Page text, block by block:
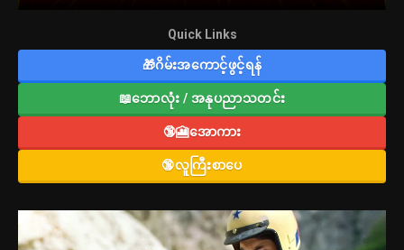
Quick Links
🎁ဂိမ်းအကောင့်ဖွင့်ရန်
📖ဘောလုံး / အနုပညာသတင်း
🔞🎦အောကား
🔞လူကြီးစာပေ